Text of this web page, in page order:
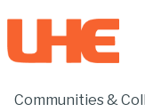
Communities &
Home Escuela